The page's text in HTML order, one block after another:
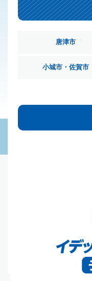
唐津市
小城市・佐賀市